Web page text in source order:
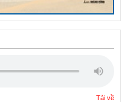
Tải về